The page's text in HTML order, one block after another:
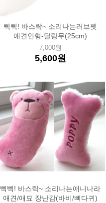
삑삑! 바스락~ 소리나는러브펫
애견인형-달랑무(25cm)
7,000원
5,600원
삑삑! 바스락~ 소리나는애니나라
애견/애묘 장난감(바비/뼈다귀)